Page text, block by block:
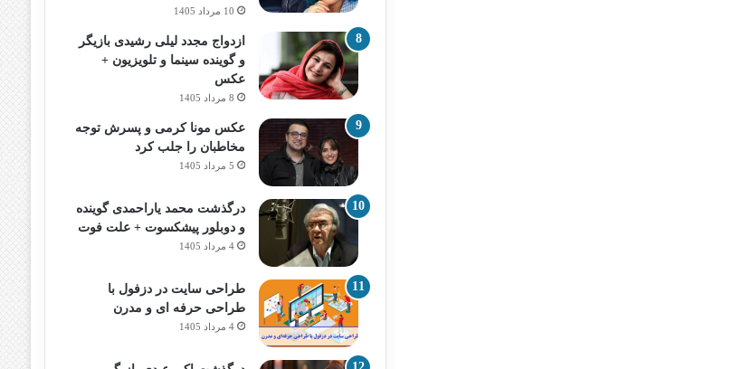
10 مرداد 1405
ازدواج مجدد لیلی رشیدی بازیگر
و گوینده سینما و تلویزیون +
عکس
8 مرداد 1405
عکس مونا کرمی و پسرش توجه
مخاطبان را جلب کرد
5 مرداد 1405
درگذشت محمد یاراحمدی گوینده
و دوبلور پیشکسوت + علت فوت
4 مرداد 1405
طراحی سایت در دزفول با
طراحی حرفه‌ ای و مدرن
4 مرداد 1405